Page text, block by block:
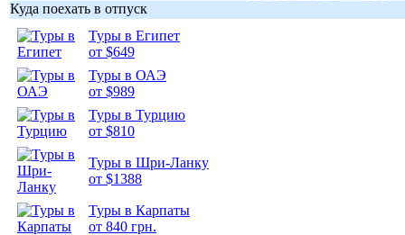
Куда поехать в отпуск
Туры в Египет
от $649
Туры в ОАЭ
от $989
Туры в Турцию
от $810
Туры в Шри-Ланку
от $1388
Туры в Карпаты
от 840 грн.